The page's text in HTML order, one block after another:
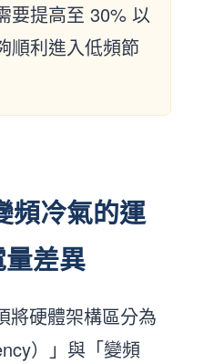
要提高至 30% 以
順利進入低頻節
頻冷氣的運
差異
將硬體架構區分為
）」與「變頻